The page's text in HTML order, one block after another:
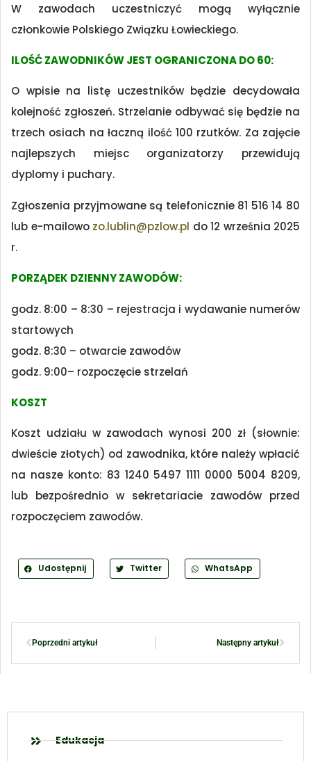
W zawodach uczestniczyć mogą wyłącznie
członkowie Polskiego Związku Łowieckiego.
ILOŚĆ ZAWODNIKÓW JEST OGRANICZONA DO 60:
O wpisie na listę uczestników będzie decydowała
kolejność zgłoszeń. Strzelanie odbywać się będzie na
trzech osiach na łaczną ilość 100 rzutków. Za zajęcie
najlepszych miejsc organizatorzy przewidują
dyplomy i puchary.
Zgłoszenia przyjmowane są telefonicznie 81 516 14 80
lub e-mailowo zo.lublin@pzlow.pl do 12 września 2025
r.
PORZĄDEK DZIENNY ZAWODÓW:
godz. 8:00 – 8:30 – rejestracja i wydawanie numerów
startowych
godz. 8:30 – otwarcie zawodów
godz. 9:00– rozpoczęcie strzelań
KOSZT
Koszt udziału w zawodach wynosi 200 zł (słownie:
dwieście złotych) od zawodnika, które należy wpłacić
na nasze konto: 83 1240 5497 1111 0000 5004 8209,
lub bezpośrednio w sekretariacie zawodów przed
rozpoczęciem zawodów.
Udostępnij Twitter WhatsApp
Poprzedni artykuł Następny artykuł
Edukacja